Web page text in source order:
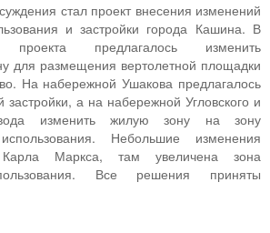
стал проект внесения изменений
и застройки города Кашина. В
предлагалось изменить
для размещения вертолетной площадки
На набережной Ушакова предлагалось
застройки, а на набережной Угловского и
изменить жилую зону на зону
использования. Небольшие изменения
Маркса, там увеличена зона
Все решения приняты